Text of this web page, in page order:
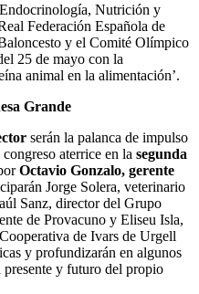
Nutrición y
Federación Española de
y el Comité Olímpico
25 de mayo con la
animal en la alimentación’.
Grande
serán la palanca de impulso
aterrice en la segunda
Octavio Gonzalo, gerente
Jorge Solera, veterinario
Sanz, director del Grupo
de Provacuno y Eliseu Isla,
de Ivars de Urgell
y profundizarán en algunos
presente y futuro del propio